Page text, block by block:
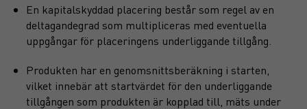
En kapitalskyddad placering består som regel av en
deltagandegrad som multipliceras med eventuella
uppgångar för placeringens underliggande tillgång.
Produkten har en genomsnittsberäkning i starten,
vilket innebär att startvärdet för den underliggande
tillgången som produkten är kopplad till, mäts under